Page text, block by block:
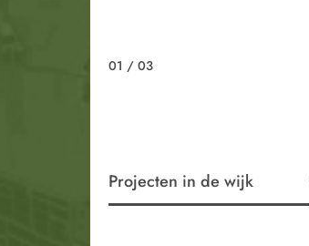
01 / 03
Projecten in de wijk